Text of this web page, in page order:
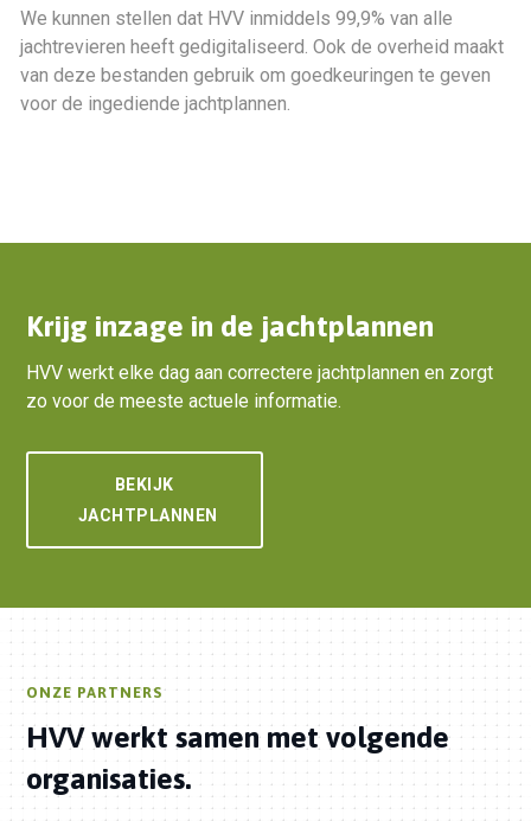
We kunnen stellen dat HVV inmiddels 99,9% van alle
jachtrevieren heeft gedigitaliseerd. Ook de overheid maakt
van deze bestanden gebruik om goedkeuringen te geven
voor de ingediende jachtplannen.
Krijg inzage in de jachtplannen
HVV werkt elke dag aan correctere jachtplannen en zorgt
zo voor de meeste actuele informatie.
BEKIJK
JACHTPLANNEN
ONZE PARTNERS
HVV werkt samen met volgende
organisaties.